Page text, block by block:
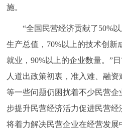
便民服务 利企服
中介服务
政民互动
12345网上接诉即办 我
施。
“全国民营经济贡献了50%以
生产总值，70%以上的技术创新
就业，90%以上的企业数量。”
人道出政策初衷，准入难、融
等一些问题仍困扰着不少民营
步提升民营经济活力促进民营经
将着力解决民营企业在经营发